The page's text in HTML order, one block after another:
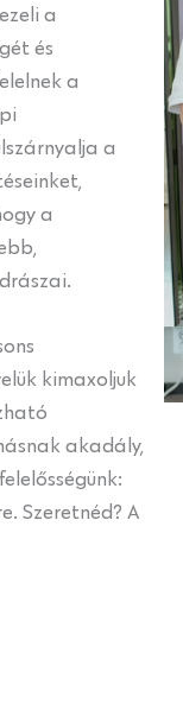
a
és
a
a
a
kimaxoljuk
akadály,
Szeretnéd? A